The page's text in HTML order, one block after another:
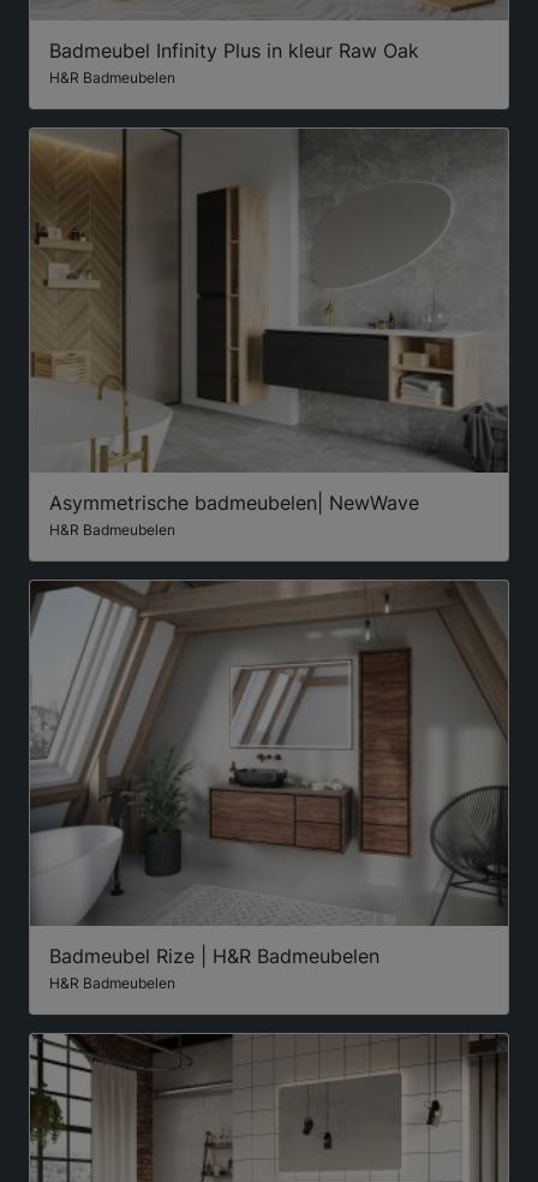
Badmeubel Infinity Plus in kleur Raw Oak
H&R Badmeubelen
Asymmetrische badmeubelen| NewWave
H&R Badmeubelen
Badmeubel Rize | H&R Badmeubelen
H&R Badmeubelen